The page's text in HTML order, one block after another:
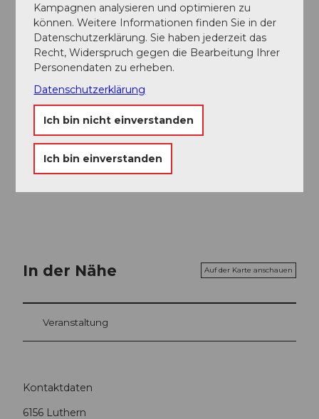
Organisation
Willisau Tourismus
Unser Tipp
Gasthof Krone Luthern
In der Nähe Auf der Karte anschauen
Veranstaltung
Kontaktdaten
6156 Luthern
Kampagnen analysieren und optimieren zu
können. Weitere Informationen finden Sie in der
Datenschutzerklärung. Sie haben jederzeit das
Recht, Widerspruch gegen die Bearbeitung Ihrer
Personendaten zu erheben.
Datenschutzerklärung
Ich bin nicht einverstanden
Ich bin einverstanden